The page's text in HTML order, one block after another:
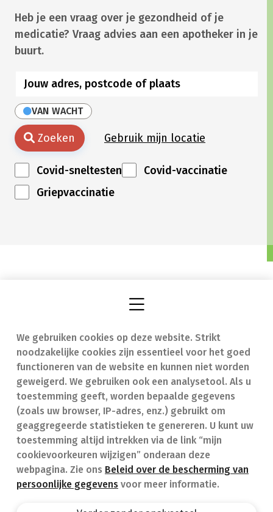
We gebruiken cookies op deze website. Strikt
noodzakelijke cookies zijn essentieel voor het goed
functioneren van de website en kunnen niet worden
geweigerd. We gebruiken ook een analysetool. Als u
toestemming geeft, worden bepaalde gegevens
(zoals uw browser, IP-adres, enz.) gebruikt om
geaggregeerde statistieken te genereren. U kunt uw
toestemming altijd intrekken via de link “mijn
cookievoorkeuren wijzigen” onderaan deze
webpagina. Zie ons Beleid over de bescherming van
persoonlijke gegevens voor meer informatie.
Heb je een vraag over je gezondheid of je
medicatie? Vraag advies aan een apotheker in je
buurt.
VAN WACHT
Zoeken Gebruik mijn locatie
Covid-sneltesten
Covid-vaccinatie
Griepvaccinatie
Vind een apotheek
Onze expertise
Ziekten
Geneesmiddelen
In geval van nood
Contact
Veelgestelde vragen
(FAQ)